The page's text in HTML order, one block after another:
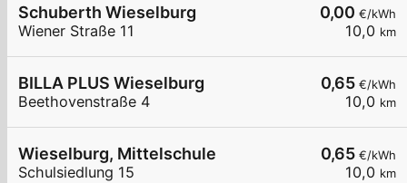
0,00 €/kWh
10,0 km
Schuberth Wieselburg
Wiener Straße 11
0,65 €/kWh
10,0 km
BILLA PLUS Wieselburg
Beethovenstraße 4
0,65 €/kWh
10,0 km
Wieselburg, Mittelschule
Schulsiedlung 15